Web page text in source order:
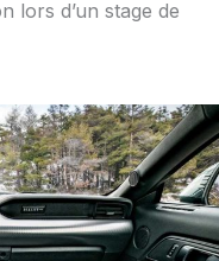
lors d’un stage de